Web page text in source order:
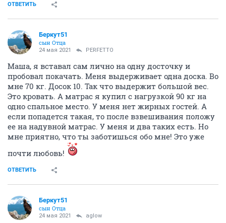
ОТВЕТИТЬ
Беркут51
сын Отца
24 мая 2021 PERFETTO
Маша, я вставал сам лично на одну досточку и
пробовал покачать. Меня выдерживает одна доска. Во
мне 70 кг. Досок 10. Так что выдержит большой вес.
Это кровать. А матрас я купил с нагрузкой 90 кг на
одно спальное место. У меня нет жирных гостей. А
если попадется такая, то после взвешивания положу
ее на надувной матрас. У меня и два таких есть. Но
мне приятно, что ты заботишься обо мне! Это уже
почти любовь!
ОТВЕТИТЬ
Беркут51
сын Отца
24 мая 2021 aglow